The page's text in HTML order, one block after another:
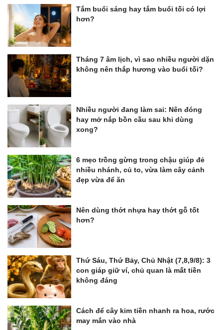
Tắm buổi sáng hay tắm buổi tối có lợi
hơn?
Tháng 7 âm lịch, vì sao nhiều người dặn
không nên thắp hương vào buổi tối?
Nhiều người đang làm sai: Nên đóng
hay mở nắp bồn cầu sau khi dùng
xong?
6 mẹo trồng gừng trong chậu giúp đẻ
nhiều nhánh, củ to, vừa làm cây cảnh
đẹp vừa để ăn
Nên dùng thớt nhựa hay thớt gỗ tốt
hơn?
Thứ Sáu, Thứ Bảy, Chủ Nhật (7,8,9/8): 3
con giáp giữ ví, chủ quan là mất tiền
không đáng
Cách để cây kim tiền nhanh ra hoa, rước
may mắn vào nhà